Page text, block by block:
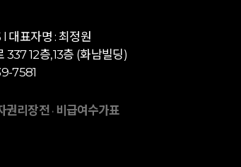
대표자명 : 최정원
337 12층,13층 (화남빌딩)
7581
권리장전 · 비급여수가표